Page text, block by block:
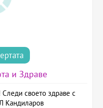
и Здраве
своето здраве с
Кандиларов